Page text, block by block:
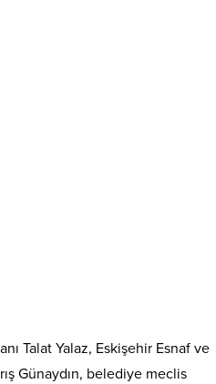
Talat Yalaz, Eskişehir Esnaf ve
Günaydın, belediye meclis